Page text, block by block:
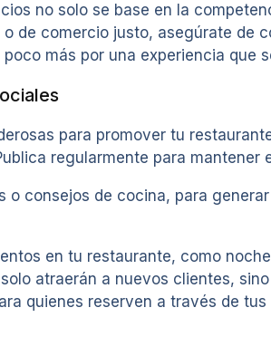
no solo se base en la
de comercio justo, asegúrate de
más por una experiencia que
para promover tu
regularmente para
o consejos de cocina, para
en tu restaurante, como
atraerán a nuevos clientes,
quienes reserven a través de